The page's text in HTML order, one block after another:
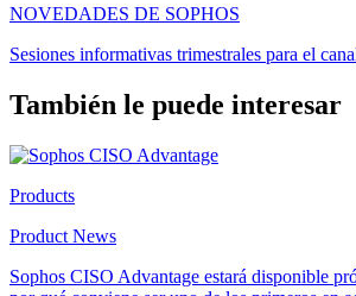
NOVEDADES DE SOPHOS
Sesiones informativas trimestrales para el
También le puede interesar
Products
Product News
Sophos CISO Advantage estará disponible